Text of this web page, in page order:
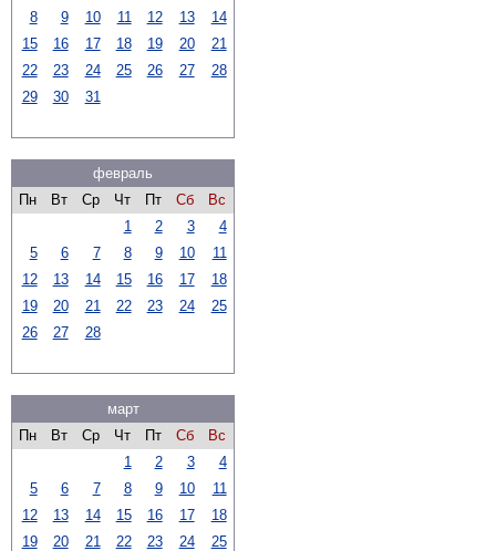
8
9 10 11 12 13
14
15
16 17 18 19 20
21
22
23 24 25 26 27
28
29
30 31
февраль
Пн
Вт Ср Чт Пт Сб
Вс
1
2 3
4
5
6 7 8 9 10
11
12
13 14 15 16 17
18
19
20 21 22 23 24
25
26
27 28
март
Пн
Вт Ср Чт Пт Сб
Вс
1
2 3
4
5
6 7 8 9 10
11
12
13 14 15 16 17
18
19
20 21 22 23 24
25